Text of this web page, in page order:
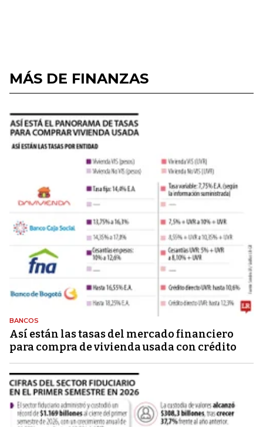
MÁS DE FINANZAS
BANCOS
Así están las tasas del mercado financiero
para compra de vivienda usada con crédito